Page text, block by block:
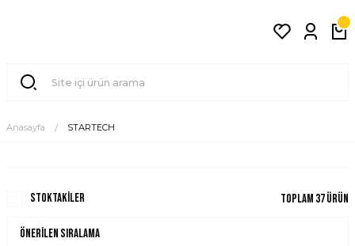
Anasayfa STARTECH
Stoktakiler Toplam 37 ürün